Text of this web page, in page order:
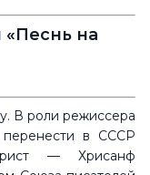
на
В роли режиссера
в СССР
— Хрисанф